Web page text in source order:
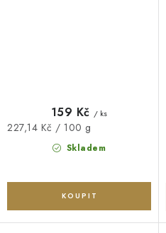
Skladem
159 Kč / ks
Měrná
227,14 Kč / 100 g